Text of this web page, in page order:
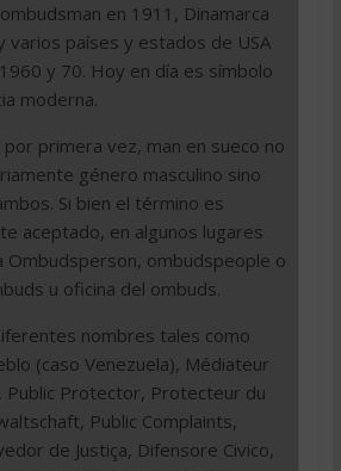
en 1911, Dinamarca
varios países y estados de USA
y 70. Hoy en día es símbolo
moderna.
primera vez, man en sueco no
género masculino sino
Si bien el término es
aceptado, en algunos lugares
Ombudsperson, ombudspeople o
u oficina del ombuds.
nombres tales como
(caso Venezuela), Médiateur
Public Protector, Protecteur du
Public Complaints,
de Justiça, Difensore Civico,